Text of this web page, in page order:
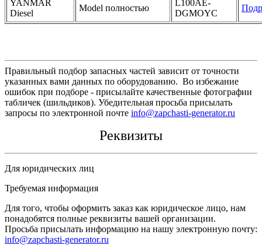
YANMAR
Diesel
Model полностью
L100AE-
DGMOYC
Правильный подбор запасных частей зависит от точности
указанных вами данных по оборудованию. Во избежание
ошибок при подборе - присылайте качественные фотографии
табличек (шильдиков). Убедительная просьба присылать
запросы по электронной почте info@zapchasti-generator.ru
Реквизиты
Для юридических лиц
Требуемая информация
Для того, чтобы оформить заказ как юридическое лицо, нам
понадобятся полные реквизиты вашей организации.
Просьба присылать информацию на нашу электронную почту:
info@zapchasti-generator.ru